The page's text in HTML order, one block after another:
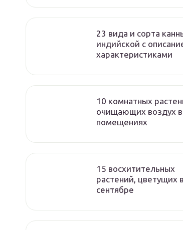
23 вида и сорта
индийской с
характеристиками
10 комнатных
очищающих воздух в
помещениях
15 восхитительных
растений, цветущих в
сентябре